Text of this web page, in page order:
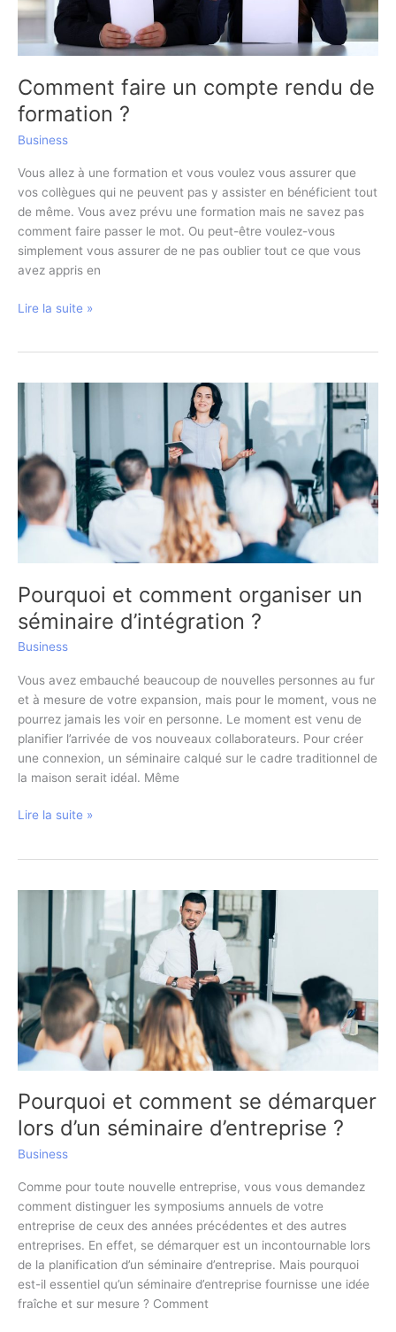
Comment faire un compte rendu de
formation ?
Business
Vous allez à une formation et vous voulez vous assurer que
vos collègues qui ne peuvent pas y assister en bénéficient tout
de même. Vous avez prévu une formation mais ne savez pas
comment faire passer le mot. Ou peut-être voulez-vous
simplement vous assurer de ne pas oublier tout ce que vous
avez appris en
Comment
rendu
Lire la suite »
Pourquoi et comment organiser un
séminaire d’intégration ?
Business
Vous avez embauché beaucoup de nouvelles personnes au fur
et à mesure de votre expansion, mais pour le moment, vous ne
pourrez jamais les voir en personne. Le moment est venu de
planifier l’arrivée de vos nouveaux collaborateurs. Pour créer
une connexion, un séminaire calqué sur le cadre traditionnel de
la maison serait idéal. Même
Pourquoi
un
séminaire
d’intégration
Lire la suite »
Pourquoi et comment se démarquer
lors d’un séminaire d’entreprise ?
Business
Comme pour toute nouvelle entreprise, vous vous demandez
comment distinguer les symposiums annuels de votre
entreprise de ceux des années précédentes et des autres
entreprises. En effet, se démarquer est un incontournable lors
de la planification d’un séminaire d’entreprise. Mais pourquoi
est-il essentiel qu’un séminaire d’entreprise fournisse une idée
fraîche et sur mesure ? Comment